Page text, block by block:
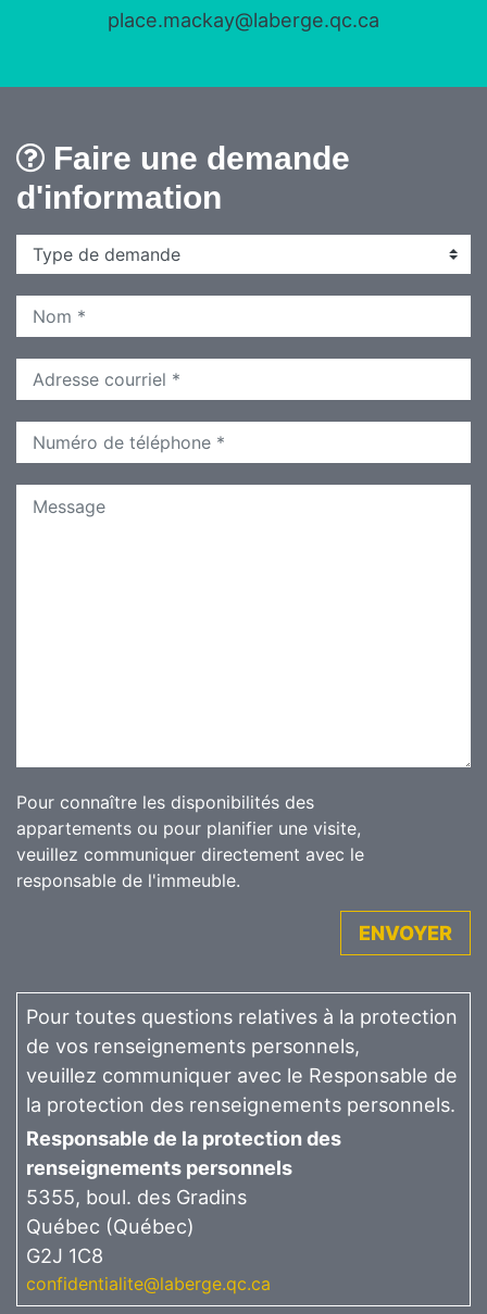
place.mackay@laberge.qc.ca
Faire une demande
d'information
Pour connaître les disponibilités des
appartements ou pour planifier une visite,
veuillez communiquer directement avec le
responsable de l'immeuble.
ENVOYER
Pour toutes questions relatives à la protection
de vos renseignements personnels,
veuillez communiquer avec le Responsable de
la protection des renseignements personnels.
Responsable de la protection des
renseignements personnels
5355, boul. des Gradins
Québec (Québec)
G2J 1C8
confidentialite@laberge.qc.ca